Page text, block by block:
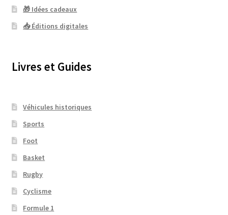
🎁 Idées cadeaux
📥 Éditions digitales
Livres et Guides
Véhicules historiques
Sports
Foot
Basket
Rugby
Cyclisme
Formule 1